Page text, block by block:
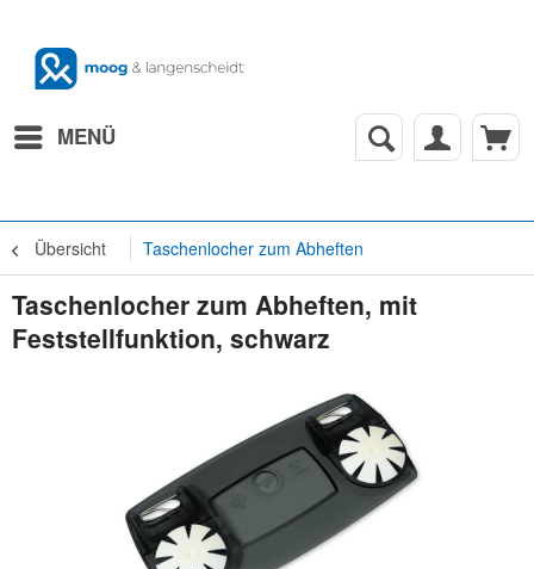
MENÜ
Übersicht Taschenlocher zum Abheften
Taschenlocher zum Abheften, mit
Feststellfunktion, schwarz